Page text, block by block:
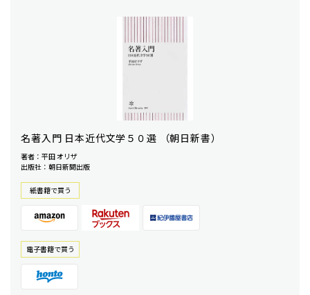
名著入門 日本近代文学５０選 （朝日新書）
著者：平田 オリザ
出版社：朝日新聞出版
紙書籍で買う
電⼦書籍で買う